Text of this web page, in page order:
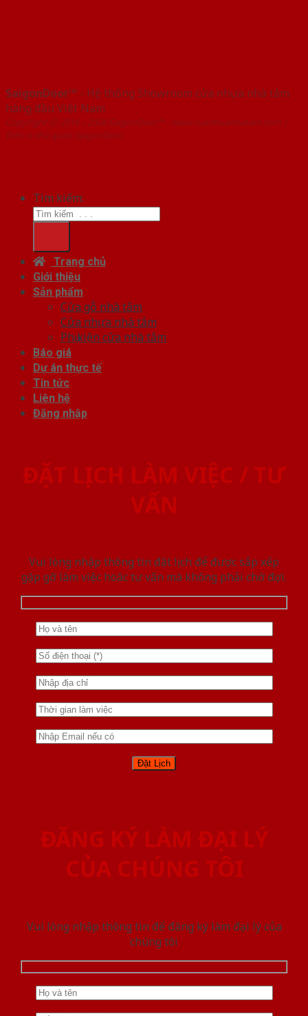
SaigonDoor™ - Hệ thống Showroom cửa nhựa nhà tắm
hàng đầu Việt Nam
Copyright ⓒ 2016 – 2026 SaigonDoor™ - www.cuanhuanhatam.com |
Đơn vị chủ quản SaigonDoor
Tìm kiếm:
Trang chủ
Giới thiệu
Sản phẩm
Cửa gỗ nhà tắm
Cửa nhựa nhà tắm
Phụ kiện cửa nhà tắm
Báo giá
Dự án thực tế
Tin tức
Liên hệ
Đăng nhập
ĐẶT LỊCH LÀM VIỆC / TƯ
VẤN
Vui lòng nhập thông tin đặt lịch để được sắp xếp
gặp gỡ làm việc hoăc tư vấn mà không phải chờ đợi.
ĐĂNG KÝ LÀM ĐẠI LÝ
CỦA CHÚNG TÔI
Vui lòng nhập thông tin để đăng ký làm đại lý của
chúng tôi